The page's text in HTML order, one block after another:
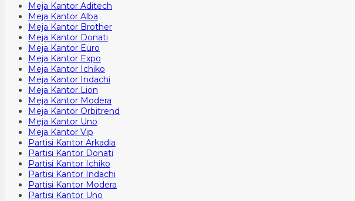
Meja Kantor Aditech
Meja Kantor Alba
Meja Kantor Brother
Meja Kantor Donati
Meja Kantor Euro
Meja Kantor Expo
Meja Kantor Ichiko
Meja Kantor Indachi
Meja Kantor Lion
Meja Kantor Modera
Meja Kantor Orbitrend
Meja Kantor Uno
Meja Kantor Vip
Partisi Kantor Arkadia
Partisi Kantor Donati
Partisi Kantor Ichiko
Partisi Kantor Indachi
Partisi Kantor Modera
Partisi Kantor Uno